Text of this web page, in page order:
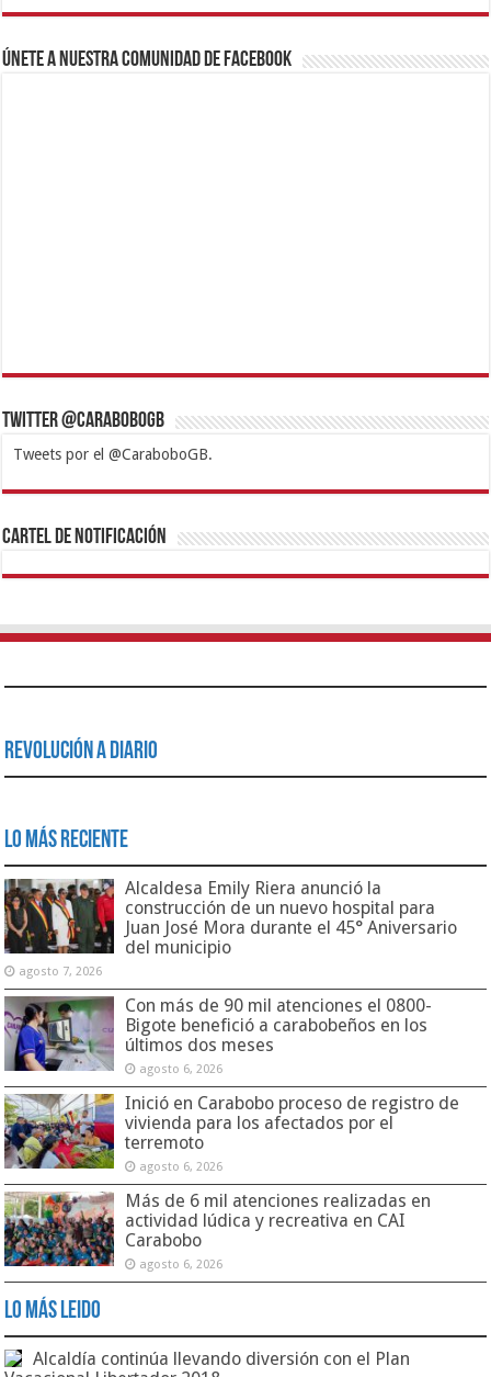
Únete a nuestra comunidad de Facebook
Twitter @CaraboboGB
Tweets por el @CaraboboGB.
1xbetBetturkeyBetistKralbetSupertotobetTipobetMatadorbetMariobet
https://mvbcasino.com/
Cartel de Notificación
Revolución a Diario
Lo Más Reciente
Alcaldesa Emily Riera anunció la
construcción de un nuevo hospital para
Juan José Mora durante el 45° Aniversario
del municipio
agosto 7, 2026
Con más de 90 mil atenciones el 0800-
Bigote benefició a carabobeños en los
últimos dos meses
agosto 6, 2026
Inició en Carabobo proceso de registro de
vivienda para los afectados por el
terremoto
agosto 6, 2026
Más de 6 mil atenciones realizadas en
actividad lúdica y recreativa en CAI
Carabobo
agosto 6, 2026
Lo Más Leido
Alcaldía continúa llevando diversión con el Plan